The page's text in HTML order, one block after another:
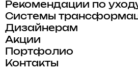
Рекомендации по
Системы
Дизайнерам
Акции
Портфолио
Контакты